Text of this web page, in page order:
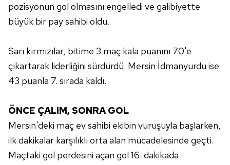
pozisyonun gol olmasını engelledi ve galibiyette
büyük bir pay sahibi oldu.
Sarı kırmızılar, bitime 3 maç kala puanını 70'e
çıkartarak liderliğini sürdürdü. Mersin İdmanyurdu ise
43 puanla 7. sırada kaldı.
ÖNCE ÇALIM, SONRA GOL
Mersin'deki maç ev sahibi ekibin vuruşuyla başlarken,
ilk dakikalar karşılıklı orta alan mücadelesinde geçti.
Maçtaki gol perdesini açan gol 16. dakikada